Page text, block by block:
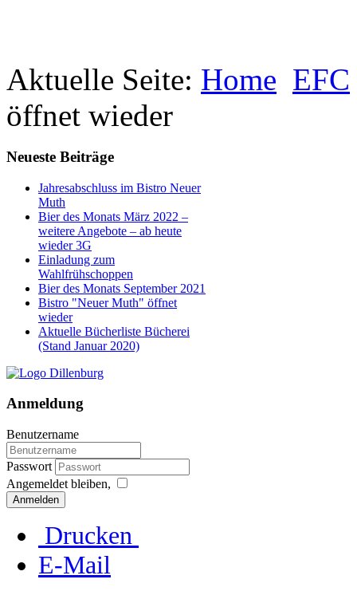
Aktuelle Seite: Home EFC
öffnet wieder
Neueste Beiträge
Jahresabschluss im Bistro Neuer
Muth
Bier des Monats März 2022 –
weitere Angebote – ab heute
wieder 3G
Einladung zum
Wahlfrühschoppen
Bier des Monats September 2021
Bistro "Neuer Muth" öffnet
wieder
Aktuelle Bücherliste Bücherei
(Stand Januar 2020)
Anmeldung
Benutzername
Passwort
Angemeldet bleiben,
Anmelden
Drucken
E-Mail